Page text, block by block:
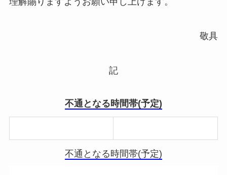
敬具
記
不通となる時間帯(予定)
不通となる時間帯(予定)